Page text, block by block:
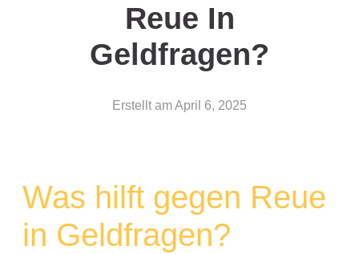
Reue In
Geldfragen?
Erstellt amApril 6, 2025
Was hilft gegen Reue
in Geldfragen?